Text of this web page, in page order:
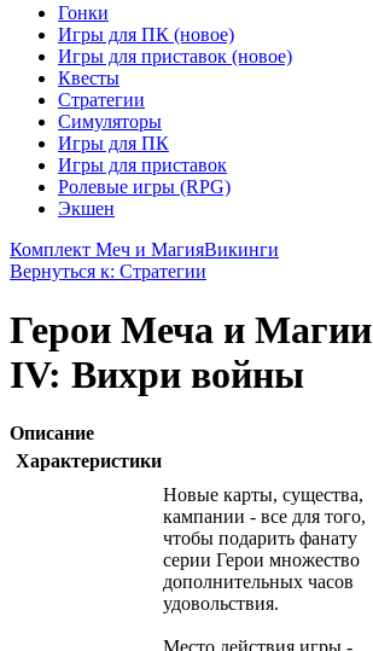
Гонки
Игры для ПК (новое)
Игры для приставок (новое)
Квесты
Стратегии
Симуляторы
Игры для ПК
Игры для приставок
Ролевые игры (RPG)
Экшен
Комплект Меч и МагияВикинги
Вернуться к: Стратегии
Герои Меча и Магии
IV: Вихри войны
Описание
Характеристики
Новые карты, существа,
кампании - все для того,
чтобы подарить фанату
серии Герои множество
дополнительных часов
удовольствия.